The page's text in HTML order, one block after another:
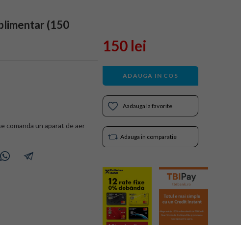
(150
comanda un aparat de aer
150 lei
ADAUGA IN COS
Aadauga la favorite
Adauga in comparatie